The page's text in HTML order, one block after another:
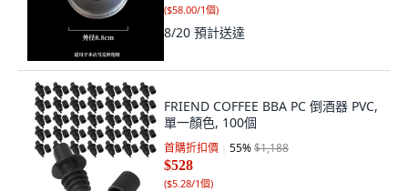
($58.00/1個)
8/20 預計送達
FRIEND COFFEE BBA PC 倒酒器 PVC,
單一顏色, 100個
首購折扣價 55%$1,188
$528
($5.28/1個)